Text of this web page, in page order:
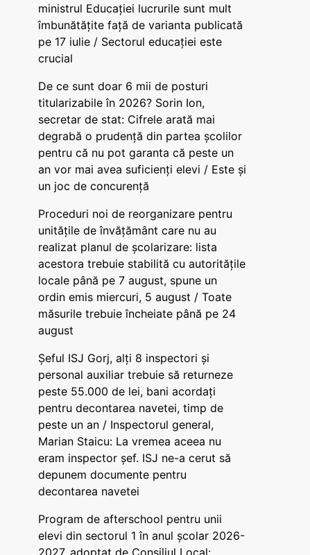
ministrul Educației lucrurile sunt mult
îmbunătățite față de varianta publicată
pe 17 iulie / Sectorul educației este
crucial
De ce sunt doar 6 mii de posturi
titularizabile în 2026? Sorin Ion,
secretar de stat: Cifrele arată mai
degrabă o prudență din partea școlilor
pentru că nu pot garanta că peste un
an vor mai avea suficienți elevi / Este și
un joc de concurență
Proceduri noi de reorganizare pentru
unitățile de învățământ care nu au
realizat planul de școlarizare: lista
acestora trebuie stabilită cu autoritățile
locale până pe 7 august, spune un
ordin emis miercuri, 5 august / Toate
măsurile trebuie încheiate până pe 24
august
Șeful ISJ Gorj, alți 8 inspectori și
personal auxiliar trebuie să returneze
peste 55.000 de lei, bani acordați
pentru decontarea navetei, timp de
peste un an / Inspectorul general,
Marian Staicu: La vremea aceea nu
eram inspector șef. ISJ ne-a cerut să
depunem documente pentru
decontarea navetei
Program de afterschool pentru unii
elevi din sectorul 1 în anul școlar 2026-
2027, adoptat de Consiliul Local: